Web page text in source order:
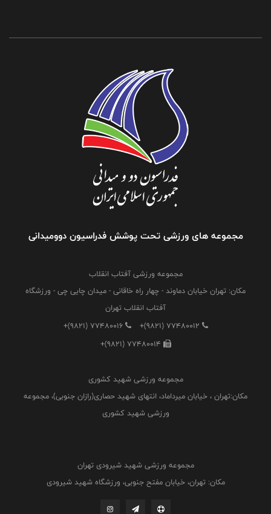
مجموعه های ورزشی تحت پوشش فدراسیون دوومیدانی
مجموعه ورزشی آفتاب انقلاب
مکان: تهران خیابان دماوند - چهار راه خاقانی - میدان چایی چی - ورزشگاه
آفتاب انقلاب تهران
+(9821) 77480012
+(9821) 77480016
+(9821) 77480014
مجموعه ورزشی شهید کشوری
مکان:تهران ، خیابان میرداماد، انتهای شهید حصاری(رازان جنوبی)، مجموعه
ورزشی شهید کشوری
مجموعه ورزشی شهید شیرودی تهران
مکان: تهران، خیابان مفتح جنوبی، ورزشگاه شهید شیرودی